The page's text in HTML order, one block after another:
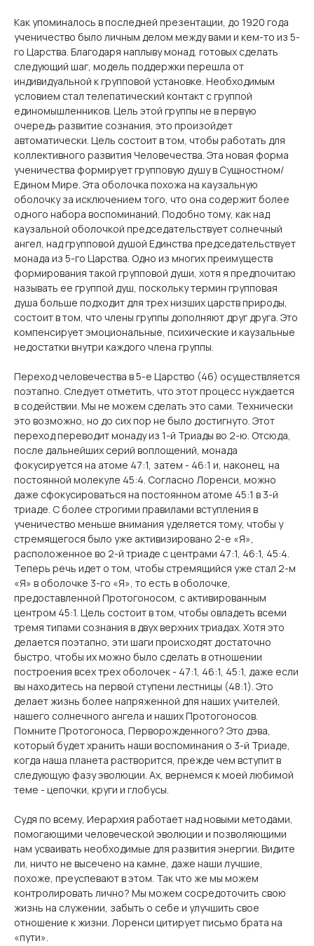
Как упоминалось в последней презентации, до 1920 года
ученичество было личным делом между вами и кем-то из 5-
го Царства. Благодаря наплыву монад, готовых сделать
следующий шаг, модель поддержки перешла от
индивидуальной к групповой установке. Необходимым
условием стал телепатический контакт с группой
единомышленников. Цель этой группы не в первую
очередь развитие сознания, это произойдет
автоматически. Цель состоит в том, чтобы работать для
коллективного развития Человечества. Эта новая форма
ученичества формирует групповую душу в Сущностном/
Едином Мире. Эта оболочка похожа на каузальную
оболочку за исключением того, что она содержит более
одного набора воспоминаний. Подобно тому, как над
каузальной оболочкой председательствует солнечный
ангел, над групповой душой Единства председательствует
монада из 5-го Царства. Одно из многих преимуществ
формирования такой групповой души, хотя я предпочитаю
называть ее группой душ, поскольку термин групповая
душа больше подходит для трех низших царств природы,
состоит в том, что члены группы дополняют друг друга. Это
компенсирует эмоциональные, психические и каузальные
недостатки внутри каждого члена группы.
Переход человечества в 5-е Царство (46) осуществляется
поэтапно. Следует отметить, что этот процесс нуждается
в содействии. Мы не можем сделать это сами. Технически
это возможно, но до сих пор не было достигнуто. Этот
переход переводит монаду из 1-й Триады во 2-ю. Отсюда,
после дальнейших серий воплощений, монада
фокусируется на атоме 47:1, затем - 46:1 и, наконец, на
постоянной молекуле 45:4. Согласно Лоренси, можно
даже сфокусироваться на постоянном атоме 45:1 в 3-й
триаде. С более строгими правилами вступления в
ученичество меньше внимания уделяется тому, чтобы у
стремящегося было уже активизировано 2-е «Я»,
расположенное во 2-й триаде с центрами 47:1, 46:1, 45:4.
Теперь речь идет о том, чтобы стремящийся уже стал 2-м
«Я» в оболочке 3-го «Я», то есть в оболочке,
предоставленной Протогоносом, с активированным
центром 45:1. Цель состоит в том, чтобы овладеть всеми
тремя типами сознания в двух верхних триадах. Хотя это
делается поэтапно, эти шаги происходят достаточно
быстро, чтобы их можно было сделать в отношении
построения всех трех оболочек - 47:1, 46:1, 45:1, даже если
вы находитесь на первой ступени лестницы (48:1). Это
делает жизнь более напряженной для наших учителей,
нашего солнечного ангела и наших Протогоносов.
Помните Протогоноса, Перворожденного? Это дэва,
который будет хранить наши воспоминания о 3-й Триаде,
когда наша планета растворится, прежде чем вступит в
следующую фазу эволюции. Ах, вернемся к моей любимой
теме - цепочки, круги и глобусы.
Судя по всему, Иерархия работает над новыми методами,
помогающими человеческой эволюции и позволяющими
нам усваивать необходимые для развития энергии. Видите
ли, ничто не высечено на камне, даже наши лучшие,
похоже, преуспевают в этом. Так что же мы можем
контролировать лично? Мы можем сосредоточить свою
жизнь на служении, забыть о себе и улучшить свое
отношение к жизни. Лоренси цитирует письмо брата на
«пути».